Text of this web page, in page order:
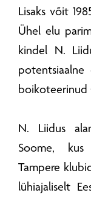
Lisaks võit
Ühel elu
kindel N.
boikoteerinud
N. Liidus
Soome, kus
Tampere
lühiajaliselt